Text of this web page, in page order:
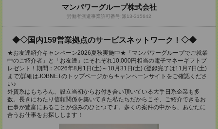
マンパワーグループ株式会社
労働者派遣事業許可番号:派13-315642
◆◇国内159営業拠点のサービスネットワーク！◇◆
★お友達紹介キャンペーン2026夏秋実施中★「マンパワーグループでご就業
中のご紹介者」と「お友達」にそれぞれ10,000円相当の電子マネーギフトプ
レゼント！期間：2026年8月1日(土)～10月31日(土) (登録完了は11月7日(土)
まで)詳細はJOBNETのトップページからキャンペーンサイトをご確認くださ
い♪
外資系はもちろん、設立当初からお付き合い頂いている大手日系企業も多
数。長きにわたり信頼関係を築いてきた私たちだからこそ、ご紹介できるお
仕事が豊富にあることが強みのひとつです。多くの案件の中から、あなたに
合うお仕事をお探しします！